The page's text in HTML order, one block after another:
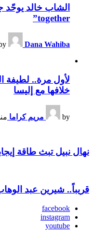
together”
Dana Wahiba
لأول مرة.. لطيفة
خلافها مع إليسا
by مريم كراما منذ 3
نهال نبيل تبث طاقة
قريباً.. شيرين عبد
facebook
instagram
youtube